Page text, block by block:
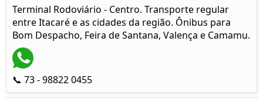
Terminal Rodoviário - Centro. Transporte regular
entre Itacaré e as cidades da região. Ônibus para
Bom Despacho, Feira de Santana, Valença e Camamu.
📞 73 - 98822 0455